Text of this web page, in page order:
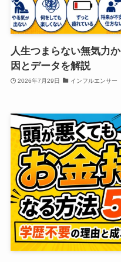
人生つまらない無気力
因とデータを解説
2026年7月29日 インフルエンサー